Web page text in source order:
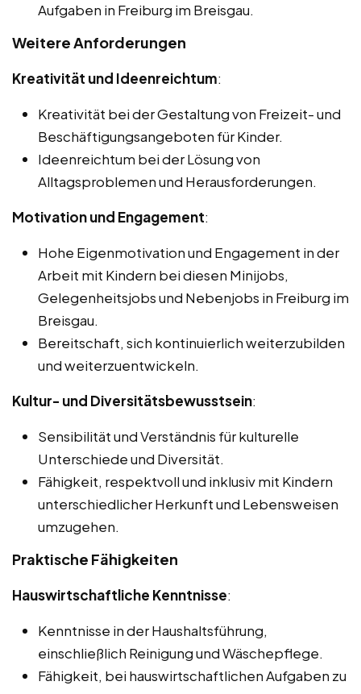
Aufgaben in Freiburg im Breisgau.
Weitere Anforderungen
Kreativität und Ideenreichtum:
Kreativität bei der Gestaltung von Freizeit- und
Beschäftigungsangeboten für Kinder.
Ideenreichtum bei der Lösung von
Alltagsproblemen und Herausforderungen.
Motivation und Engagement:
Hohe Eigenmotivation und Engagement in der
Arbeit mit Kindern bei diesen Minijobs,
Gelegenheitsjobs und Nebenjobs in Freiburg im
Breisgau.
Bereitschaft, sich kontinuierlich weiterzubilden
und weiterzuentwickeln.
Kultur- und Diversitätsbewusstsein:
Sensibilität und Verständnis für kulturelle
Unterschiede und Diversität.
Fähigkeit, respektvoll und inklusiv mit Kindern
unterschiedlicher Herkunft und Lebensweisen
umzugehen.
Praktische Fähigkeiten
Hauswirtschaftliche Kenntnisse:
Kenntnisse in der Haushaltsführung,
einschließlich Reinigung und Wäschepflege.
Fähigkeit, bei hauswirtschaftlichen Aufgaben zu